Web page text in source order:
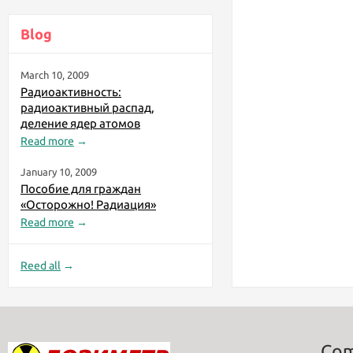
Blog
March 10, 2009
Радиоактивность:
радиоактивный распад,
деление ядер атомов
Read more →
January 10, 2009
Пособие для граждан
«Осторожно! Радиация»
Read more →
Reed all →